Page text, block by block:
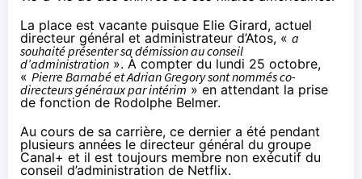
La place est vacante puisque Elie Girard, actuel
directeur général et administrateur d’Atos, « a
souhaité présenter sa démission au conseil
d’administration ». À compter du lundi 25 octobre,
« Pierre Barnabé et Adrian Gregory sont nommés co-
directeurs généraux par intérim » en attendant la prise
de fonction de Rodolphe Belmer.
Au cours de sa carrière, ce dernier a été pendant
plusieurs années le directeur général du groupe
Canal+ et il est toujours membre non exécutif du
conseil d’administration de Netflix.